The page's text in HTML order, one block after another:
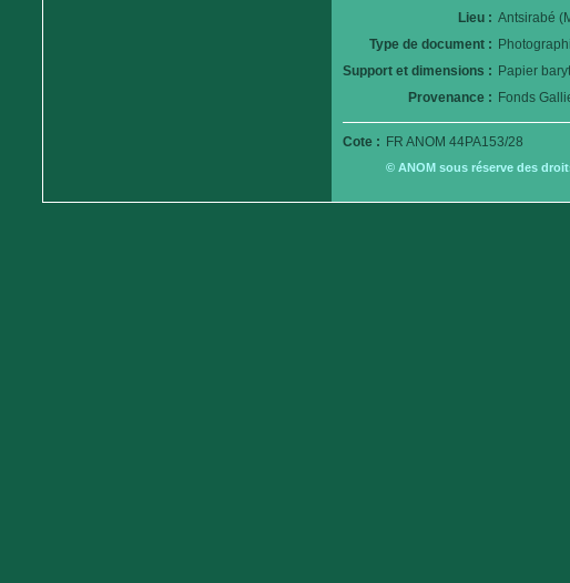
Lieu : Antsirabé
Type de document :
Support et dimensions : Papier
Provenance : Fonds
Cote : FR ANOM 44PA153/28
© ANOM sous réserve des